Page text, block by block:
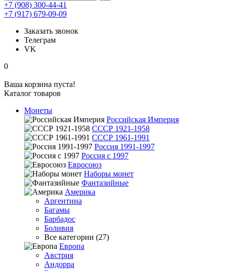
+7 (908) 300-44-41
+7 (917) 679-09-09
Заказать звонок
Телеграм
VK
0
Ваша корзина пуста!
Каталог товаров
Монеты
Российская Империя
СССР 1921-1958
СССР 1961-1991
Россия 1991-1997
Россия с 1997
Евросоюз
Наборы монет
Фантазийные
Америка
Аргентина
Багамы
Барбадос
Боливия
Все категории (27)
Европа
Австрия
Андорра